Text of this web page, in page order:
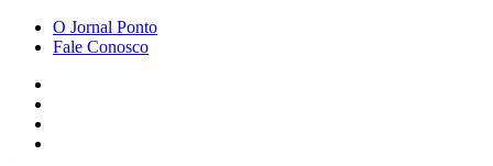
O Jornal Ponto
Fale Conosco